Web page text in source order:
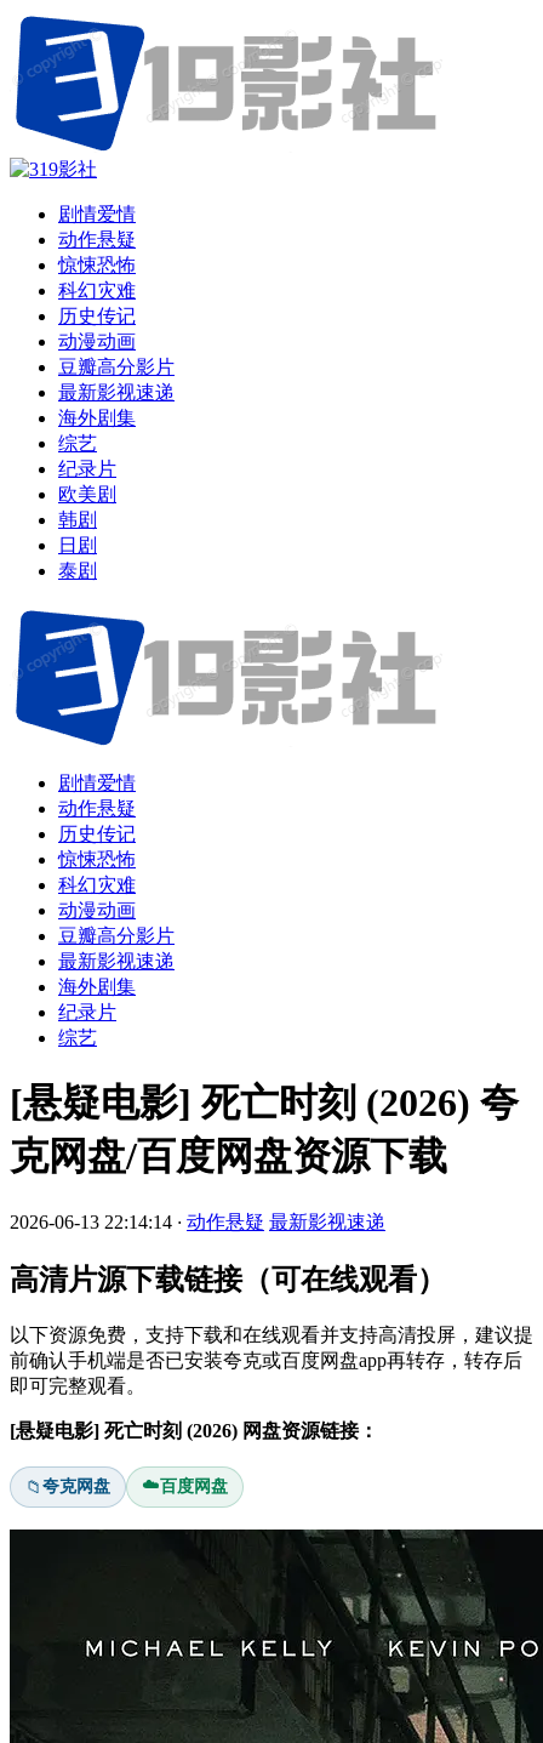
剧情爱情
动作悬疑
惊悚恐怖
科幻灾难
历史传记
动漫动画
豆瓣高分影片
最新影视速递
海外剧集
综艺
纪录片
欧美剧
韩剧
日剧
泰剧
剧情爱情
动作悬疑
历史传记
惊悚恐怖
科幻灾难
动漫动画
豆瓣高分影片
最新影视速递
海外剧集
纪录片
综艺
[悬疑电影] 死亡时刻 (2026) 夸
克网盘/百度网盘资源下载
2026-06-13 22:14:14 · 动作悬疑 最新影视速递
高清片源下载链接（可在线观看）
以下资源免费，支持下载和在线观看并支持高清投屏，建议提
前确认手机端是否已安装夸克或百度网盘app再转存，转存后
即可完整观看。
[悬疑电影] 死亡时刻 (2026) 网盘资源链接：
📁夸克网盘 ☁️百度网盘